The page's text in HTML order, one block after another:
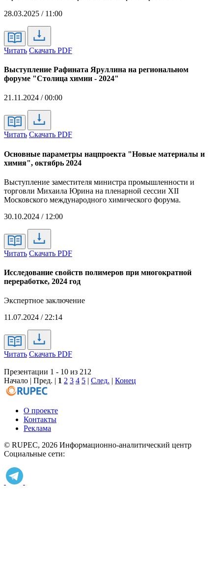
28.03.2025 / 11:00
Читать Скачать PDF
Выступление Рафината Яруллина на региональном
форуме "Столица химии - 2024"
21.11.2024 / 00:00
Читать Скачать PDF
Основные параметры нацпроекта "Новые материалы и
химия", октябрь 2024
Выступление заместителя министра промышленности и
торговли Михаила Юрина на пленарной сессии XII
Московского международного химического форума.
30.10.2024 / 12:00
Читать Скачать PDF
Исследование свойств полимеров при многократной
переработке, 2024 год
Экспертное заключение
11.07.2024 / 22:14
Читать Скачать PDF
Презентации 1 - 10 из 212
Начало | Пред. | 1 2 3 4 5 | След. | Конец
О проекте
Контакты
Реклама
© RUPEC, 2026 Информационно-аналитический центр
Социальные сети: